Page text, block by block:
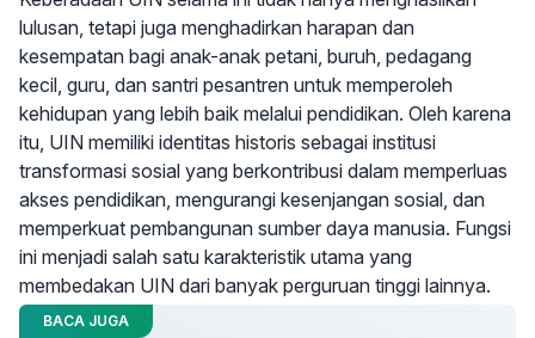
lulusan, tetapi juga menghadirkan harapan dan
kesempatan bagi anak-anak petani, buruh, pedagang
kecil, guru, dan santri pesantren untuk memperoleh
kehidupan yang lebih baik melalui pendidikan. Oleh karena
itu, UIN memiliki identitas historis sebagai institusi
transformasi sosial yang berkontribusi dalam memperluas
akses pendidikan, mengurangi kesenjangan sosial, dan
memperkuat pembangunan sumber daya manusia. Fungsi
ini menjadi salah satu karakteristik utama yang
membedakan UIN dari banyak perguruan tinggi lainnya.
BACA JUGA